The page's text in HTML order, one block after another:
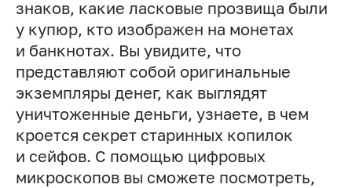
знаков, какие ласковые прозвища были
у купюр, кто изображен на монетах
и банкнотах. Вы увидите, что
представляют собой оригинальные
экземпляры денег, как выглядят
уничтоженные деньги, узнаете, в чем
кроется секрет старинных копилок
и сейфов. С помощью цифровых
микроскопов вы сможете посмотреть,